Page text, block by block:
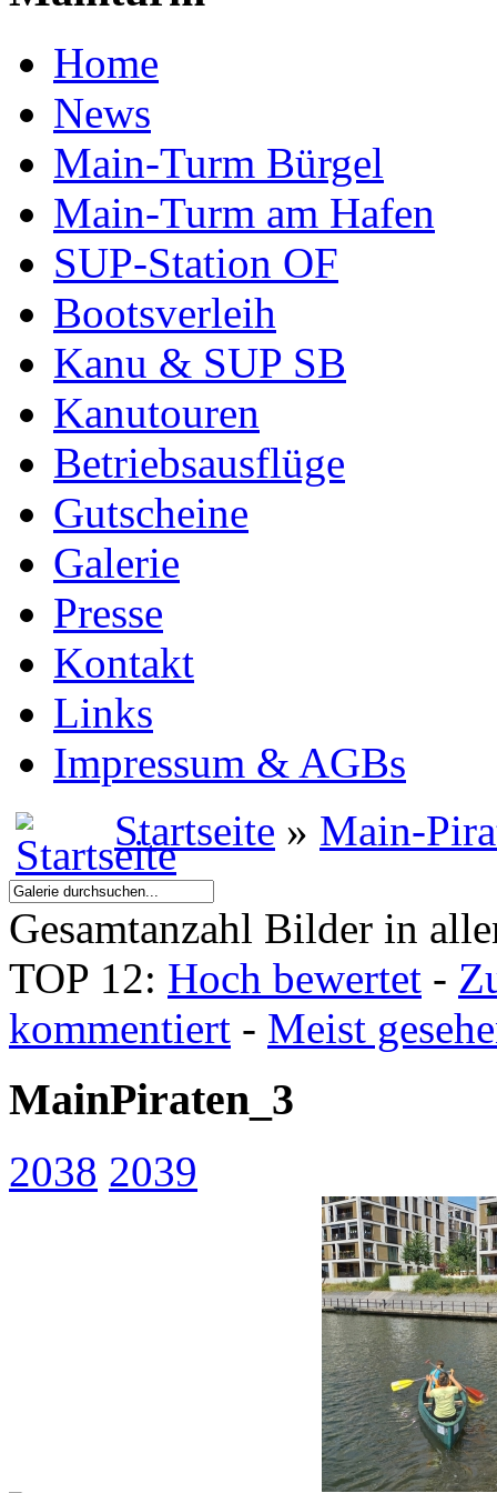
Home
News
Main-Turm Bürgel
Main-Turm am Hafen
SUP-Station OF
Bootsverleih
Kanu & SUP SB
Kanutouren
Betriebsausflüge
Gutscheine
Galerie
Presse
Kontakt
Links
Impressum & AGBs
Startseite » Main-
Gesamtanzahl Bilder in
TOP 12: Hoch bewertet -
kommentiert - Meist
MainPiraten_3
2038 2039